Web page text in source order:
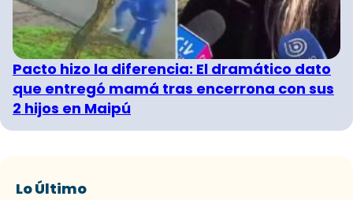
Pacto hizo la diferencia: El dramático dato
que entregó mamá tras encerrona con sus
2 hijos en Maipú
Lo Último